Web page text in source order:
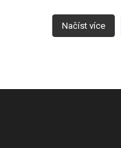
Načíst více